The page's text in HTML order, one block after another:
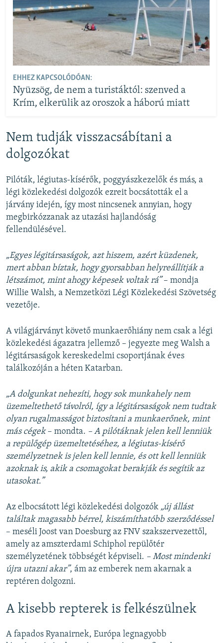
EHHEZ KAPCSOLÓDÓAN:
Nyüzsög, de nem a turistáktól: szenved a
Krím, elkerülik az oroszok a háború miatt
Nem tudják visszacsábítani a
dolgozókat
Pilóták, légiutas-kísérők, poggyászkezelők és más, a
légi közlekedési dolgozók ezreit bocsátották el a
járvány idején, így most nincsenek annyian, hogy
megbirkózzanak az utazási hajlandóság
fellendülésével.
„Egyes légitársaságok, azt hiszem, azért küzdenek,
mert abban bíztak, hogy gyorsabban helyreállítják a
létszámot, mint ahogy képesek voltak rá”– mondja
Willie Walsh, a Nemzetközi Légi Közlekedési Szövetség
vezetője.
A világjárványt követő munkaerőhiány nem csak a légi
közlekedési ágazatra jellemző – jegyezte meg Walsh a
légitársaságok kereskedelmi csoportjának éves
találkozóján a héten Katarban.
„A dolgunkat nehezíti, hogy sok munkahely nem
üzemeltethető távolról, így a légitársaságok nem tudtak
olyan rugalmasságot biztosítani a munkaerőnek, mint
más cégek– mondta. – A pilótáknak jelen kell lenniük
a repülőgép üzemeltetéséhez, a légiutas-kísérő
személyzetnek is jelen kell lennie, és ott kell lenniük
azoknak is, akik a csomagokat berakják és segítik az
utasokat.”
Az elbocsátott légi közlekedési dolgozók „új állást
találtak magasabb bérrel, kiszámíthatóbb szerződéssel
– meséli Joost van Doesburg az FNV szakszervezettől,
amely az amszterdami Schiphol repülőtér
személyzetének többségét képviseli. – Most mindenki
újra utazni akar”, ám az emberek nem akarnak a
reptéren dolgozni.
A kisebb repterek is felkészülnek
A fapados Ryanairnek, Európa legnagyobb